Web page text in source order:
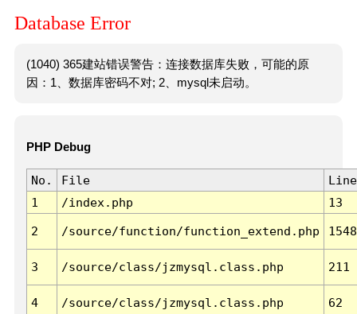
Database Error
(1040) 365建站错误警告：连接数据库失败，可能的原
因：1、数据库密码不对; 2、mysql未启动。
PHP Debug
No. File
Line
1
/index.php 13
2 /source/function/function_extend.php 1548
3 /source/class/jzmysql.class.php 211
4 /source/class/jzmysql.class.php 62